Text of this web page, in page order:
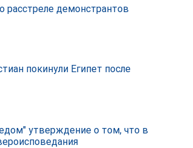
расстреле демонстрантов
покинули Египет после
утверждение о том, что в